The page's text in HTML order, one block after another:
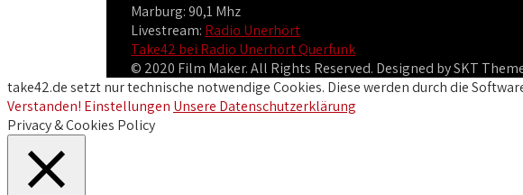
Marburg: 90,1 Mhz
Livestream: Radio Unerhört
Take42 bei Radio Unerhört Querfunk
© 2020 Film Maker. All Rights Reserved. Designed by SKT
take42.de setzt nur technische notwendige Cookies. Diese werden durch die
Verstanden! Einstellungen Unsere Datenschutzerklärung
Privacy & Cookies Policy